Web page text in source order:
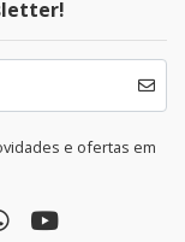
e ofertas em